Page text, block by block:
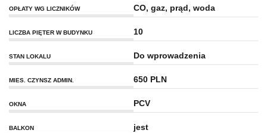
OPŁATY WG LICZNIKÓW CO, gaz, prąd, woda
LICZBA PIĘTER W BUDYNKU 10
STAN LOKALU Do wprowadzenia
MIES. CZYNSZ ADMIN. 650 PLN
OKNA PCV
BALKON jest